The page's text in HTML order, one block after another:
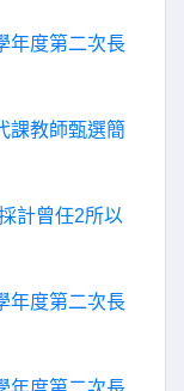
年度第二次長
課教師甄選簡
計曾任2所以
年度第二次長